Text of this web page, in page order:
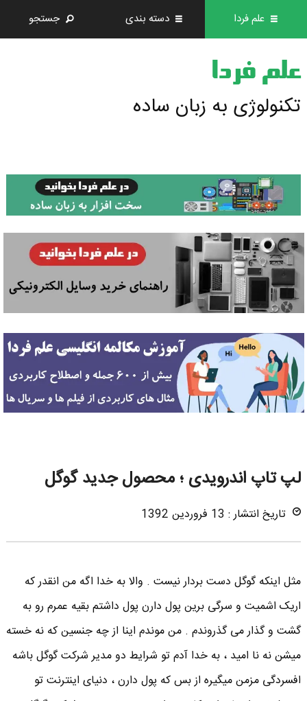
علم فردا دسته بندی جستجو
علم فردا
تکنولوژی به زبان ساده
لپ تاپ اندرویدی ؛ محصول جدید گوگل
تاریخ انتشار : 13 فروردین 1392
مثل اینکه گوگل دست بردار نیست . والا به خدا اگه من انقدر که
اریک اشمیت و سرگی برین پول دارن پول داشتم بقیه عمرم رو به
گشت و گذار می گذروندم . من موندم اینا از چه جنسین که نه خسته
میشن نه نا امید ، به خدا آدم تو شرایط دو مدیر شرکت گوگل باشه
افسردگی مزمن میگیره از بس که پول دارن ، دنیای اینترنت تو